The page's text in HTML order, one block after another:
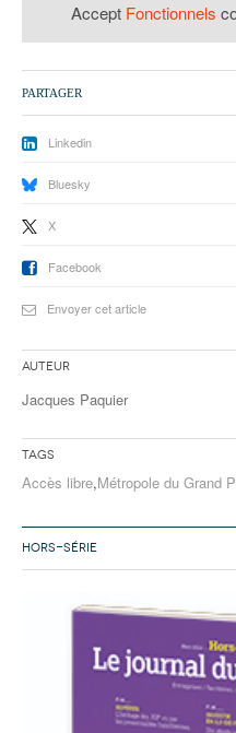
Accept Fonctionnels
PARTAGER
Linkedin
Bluesky
X
Facebook
Envoyer cet article
Auteur
Jacques Paquier
Tags
Accès libre,Métropole du Grand
HORS-SÉRIE